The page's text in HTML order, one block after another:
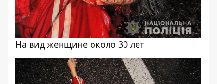
На вид женщине около 30 лет